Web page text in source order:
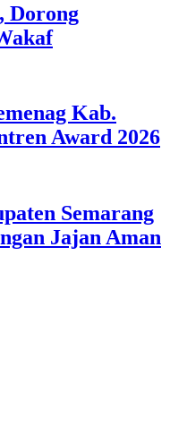
Dorong
Kab.
Award 2026
Semarang
Jajan Aman